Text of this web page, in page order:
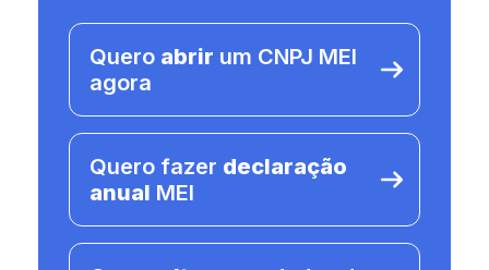
Quero abrir um CNPJ MEI
agora
Quero fazer declaração
anual MEI